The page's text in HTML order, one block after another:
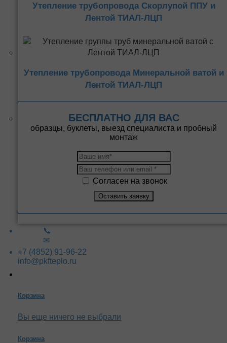
Утепление трубопровода Скорлупой ППУ и
Лентой ТИАЛ-ЛЦП
Утепление трубопровода Минеральной ватой и
Лентой ТИАЛ-ЛЦП
БЕСПЛАТНО ДЛЯ ВАС
образцы, буклеты, выезд специалиста и пробный
монтаж
Согласен на звонок
📞
✉
+7 (4852) 91-96-22
info@pkfteplo.ru
Корзина
Вы еще ничего не выбрали
Корзина